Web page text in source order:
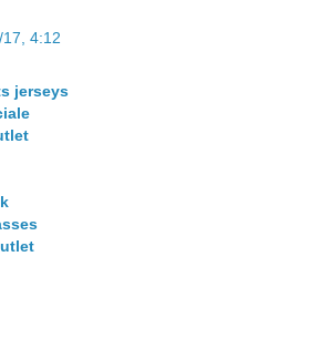
17, 4:12
jerseys